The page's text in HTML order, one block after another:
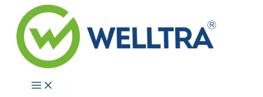
Перейти
содержимому
Main
Menu